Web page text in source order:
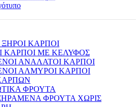
ΚΑΡΠΟΙ
ΚΑΡΠΟΙ ΜΕ ΚΕΛΥΦΟΣ
ΑΝΑΛΑΤΟΙ ΚΑΡΠΟΙ
ΑΛΜΥΡΟΙ ΚΑΡΠΟΙ
ΦΡΟΥΤΑ
ΦΡΟΥΤΑ ΧΩΡΙΣ